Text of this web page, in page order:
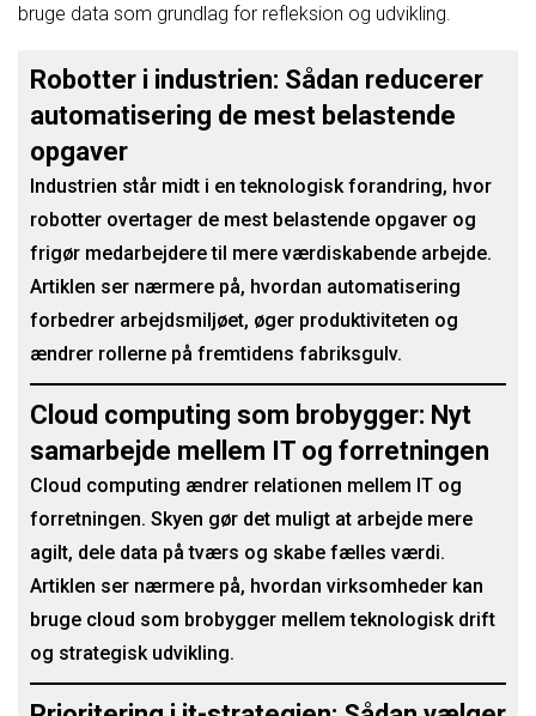
bruge data som grundlag for refleksion og udvikling.
Robotter i industrien: Sådan reducerer
automatisering de mest belastende
opgaver
Industrien står midt i en teknologisk forandring, hvor
robotter overtager de mest belastende opgaver og
frigør medarbejdere til mere værdiskabende arbejde.
Artiklen ser nærmere på, hvordan automatisering
forbedrer arbejdsmiljøet, øger produktiviteten og
ændrer rollerne på fremtidens fabriksgulv.
Cloud computing som brobygger: Nyt
samarbejde mellem IT og forretningen
Cloud computing ændrer relationen mellem IT og
forretningen. Skyen gør det muligt at arbejde mere
agilt, dele data på tværs og skabe fælles værdi.
Artiklen ser nærmere på, hvordan virksomheder kan
bruge cloud som brobygger mellem teknologisk drift
og strategisk udvikling.